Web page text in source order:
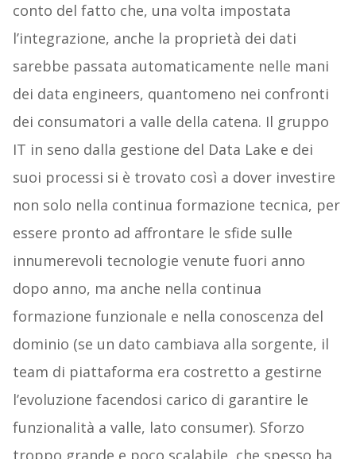
conto del fatto che, una volta impostata
l’integrazione, anche la proprietà dei dati
sarebbe passata automaticamente nelle mani
dei data engineers, quantomeno nei confronti
dei consumatori a valle della catena. Il gruppo
IT in seno dalla gestione del Data Lake e dei
suoi processi si è trovato così a dover investire
non solo nella continua formazione tecnica, per
essere pronto ad affrontare le sfide sulle
innumerevoli tecnologie venute fuori anno
dopo anno, ma anche nella continua
formazione funzionale e nella conoscenza del
dominio (se un dato cambiava alla sorgente, il
team di piattaforma era costretto a gestirne
l’evoluzione facendosi carico di garantire le
funzionalità a valle, lato consumer). Sforzo